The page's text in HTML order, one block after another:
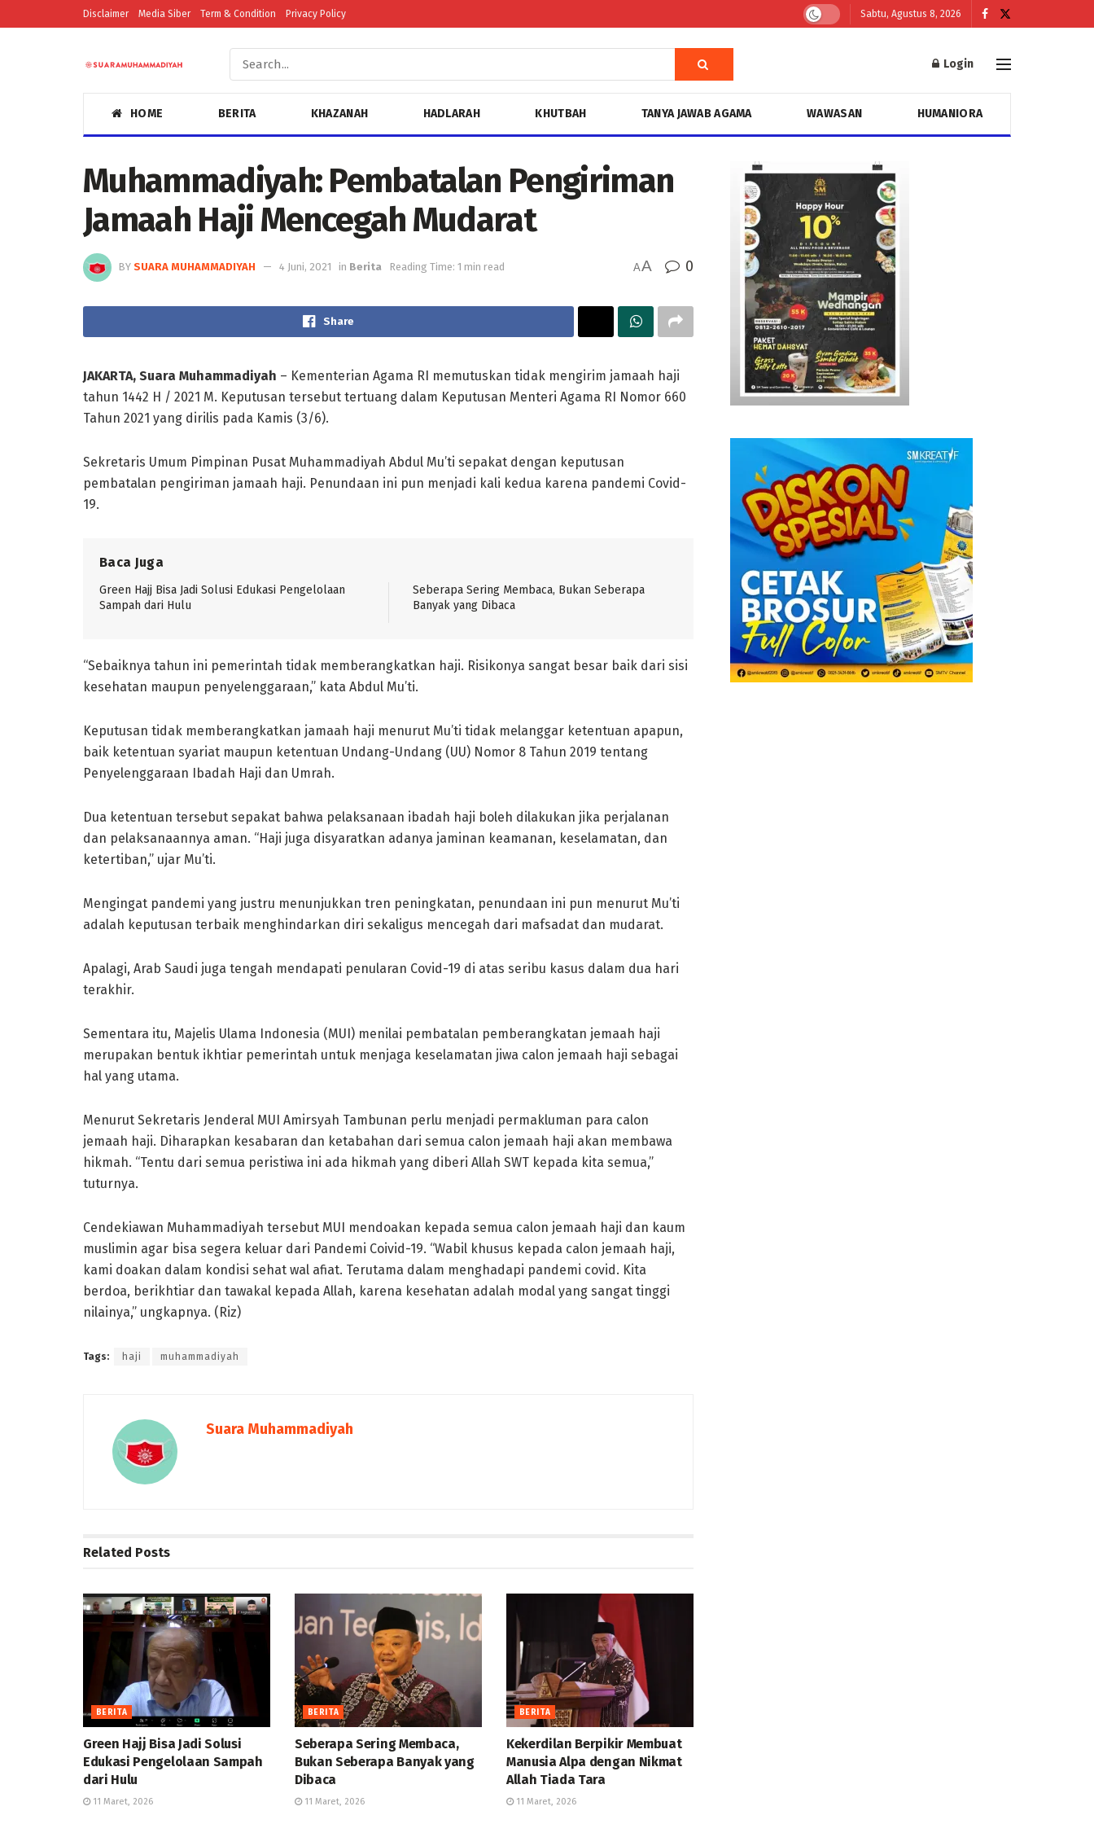
Disclaimer Media Siber Term & Condition Privacy Policy Sabtu, Agustus 8, 2026
Login
HOME BERITA KHAZANAH HADLARAH KHUTBAH TANYA JAWAB AGAMA WAWASAN HUMANIORA
Muhammadiyah: Pembatalan Pengiriman
Jamaah Haji Mencegah Mudarat
BY SUARA MUHAMMADIYAH 4 Juni, 2021 in Berita Reading Time: 1 min read AA 0
Share
JAKARTA, Suara Muhammadiyah – Kementerian Agama RI memutuskan tidak mengirim jamaah haji
tahun 1442 H / 2021 M. Keputusan tersebut tertuang dalam Keputusan Menteri Agama RI Nomor 660
Tahun 2021 yang dirilis pada Kamis (3/6).
Sekretaris Umum Pimpinan Pusat Muhammadiyah Abdul Mu’ti sepakat dengan keputusan
pembatalan pengiriman jamaah haji. Penundaan ini pun menjadi kali kedua karena pandemi Covid-
19.
Baca Juga
Green Hajj Bisa Jadi Solusi Edukasi Pengelolaan
Sampah dari Hulu
Seberapa Sering Membaca, Bukan Seberapa
Banyak yang Dibaca
“Sebaiknya tahun ini pemerintah tidak memberangkatkan haji. Risikonya sangat besar baik dari sisi
kesehatan maupun penyelenggaraan,” kata Abdul Mu’ti.
Keputusan tidak memberangkatkan jamaah haji menurut Mu’ti tidak melanggar ketentuan apapun,
baik ketentuan syariat maupun ketentuan Undang-Undang (UU) Nomor 8 Tahun 2019 tentang
Penyelenggaraan Ibadah Haji dan Umrah.
Dua ketentuan tersebut sepakat bahwa pelaksanaan ibadah haji boleh dilakukan jika perjalanan
dan pelaksanaannya aman. “Haji juga disyaratkan adanya jaminan keamanan, keselamatan, dan
ketertiban,” ujar Mu’ti.
Mengingat pandemi yang justru menunjukkan tren peningkatan, penundaan ini pun menurut Mu’ti
adalah keputusan terbaik menghindarkan diri sekaligus mencegah dari mafsadat dan mudarat.
Apalagi, Arab Saudi juga tengah mendapati penularan Covid-19 di atas seribu kasus dalam dua hari
terakhir.
Sementara itu, Majelis Ulama Indonesia (MUI) menilai pembatalan pemberangkatan jemaah haji
merupakan bentuk ikhtiar pemerintah untuk menjaga keselamatan jiwa calon jemaah haji sebagai
hal yang utama.
Menurut Sekretaris Jenderal MUI Amirsyah Tambunan perlu menjadi permakluman para calon
jemaah haji. Diharapkan kesabaran dan ketabahan dari semua calon jemaah haji akan membawa
hikmah. “Tentu dari semua peristiwa ini ada hikmah yang diberi Allah SWT kepada kita semua,”
tuturnya.
Cendekiawan Muhammadiyah tersebut MUI mendoakan kepada semua calon jemaah haji dan kaum
muslimin agar bisa segera keluar dari Pandemi Coivid-19. “Wabil khusus kepada calon jemaah haji,
kami doakan dalam kondisi sehat wal afiat. Terutama dalam menghadapi pandemi covid. Kita
berdoa, berikhtiar dan tawakal kepada Allah, karena kesehatan adalah modal yang sangat tinggi
nilainya,” ungkapnya. (Riz)
Tags: haji muhammadiyah
Suara Muhammadiyah
Related Posts
BERITA
Green Hajj Bisa Jadi Solusi
Edukasi Pengelolaan Sampah
dari Hulu
11 Maret, 2026
BERITA
Seberapa Sering Membaca,
Bukan Seberapa Banyak yang
Dibaca
11 Maret, 2026
BERITA
Kekerdilan Berpikir Membuat
Manusia Alpa dengan Nikmat
Allah Tiada Tara
11 Maret, 2026